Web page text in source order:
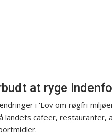
at ryge
i 'Lov om røgfri
cafeer, restauranter,